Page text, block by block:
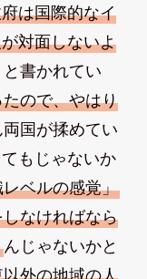
は国際的なイ
対面しないよ
と書かれてい
ので、やはり
国が揉めてい
もじゃないか
ベルの感覚」
なければなら
んじゃないかと
以外の地域の人